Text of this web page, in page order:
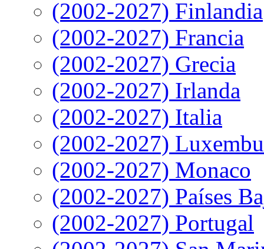
(2002-2027) Finlandia
(2002-2027) Francia
(2002-2027) Grecia
(2002-2027) Irlanda
(2002-2027) Italia
(2002-2027)
(2002-2027) Monaco
(2002-2027) Países
(2002-2027) Portugal